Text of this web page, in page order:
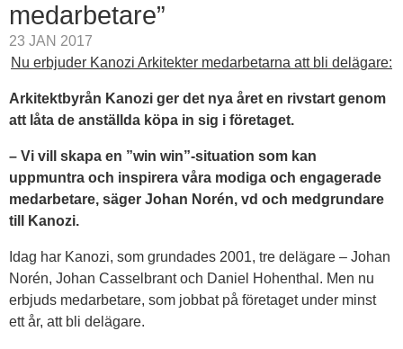
medarbetare”
23 JAN 2017
Nu erbjuder Kanozi Arkitekter medarbetarna att bli delägare:
Arkitektbyrån Kanozi ger det nya året en rivstart genom
att låta de anställda köpa in sig i företaget.
– Vi vill skapa en ”win win”-situation som kan
uppmuntra och inspirera våra modiga och engagerade
medarbetare, säger Johan Norén, vd och medgrundare
till Kanozi.
Idag har Kanozi, som grundades 2001, tre delägare – Johan
Norén, Johan Casselbrant och Daniel Hohenthal. Men nu
erbjuds medarbetare, som jobbat på företaget under minst
ett år, att bli delägare.